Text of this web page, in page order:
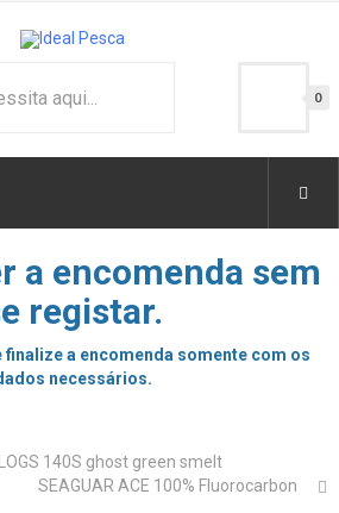
0
a encomenda sem
registar.
a encomenda somente com os
necessários.
140S ghost green smelt
SEAGUAR ACE 100% Fluorocarbon